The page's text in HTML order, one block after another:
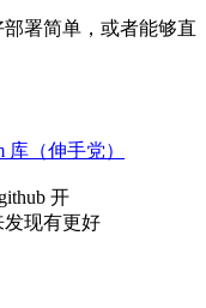
署简单，或者能够直
（伸手党）
开
现有更好